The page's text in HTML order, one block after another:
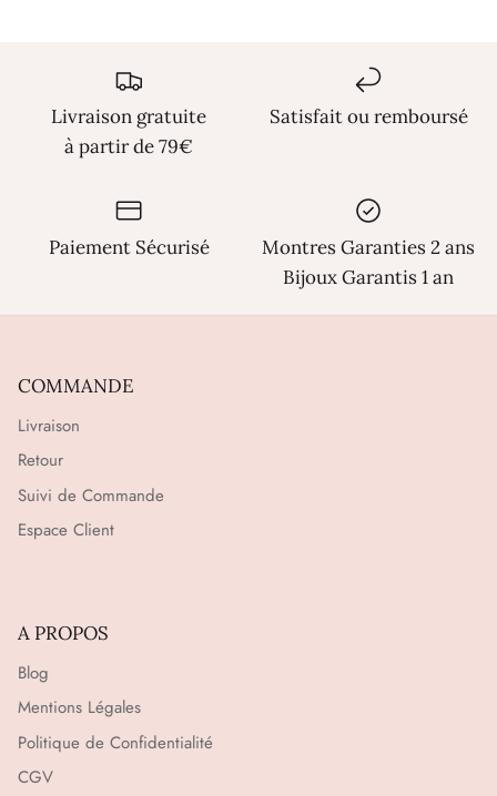
Livraison gratuite
à partir de 79€
Satisfait ou remboursé
Paiement Sécurisé
Montres Garanties 2 ans
Bijoux Garantis 1 an
COMMANDE
Livraison
Retour
Suivi de Commande
Espace Client
A PROPOS
Blog
Mentions Légales
Politique de Confidentialité
CGV